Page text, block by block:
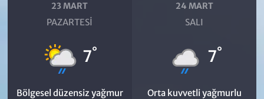
23 MART
PAZARTESI
7°
Bölgesel düzensiz yağmur
24 MART
SALI
7°
Orta kuvvetli yağmurlu